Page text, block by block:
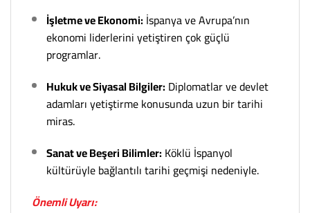
İşletme ve Ekonomi: İspanya ve Avrupa’nın
ekonomi liderlerini yetiştiren çok güçlü
programlar.
Hukuk ve Siyasal Bilgiler: Diplomatlar ve devlet
adamları yetiştirme konusunda uzun bir tarihi
miras.
Sanat ve Beşeri Bilimler: Köklü İspanyol
kültürüyle bağlantılı tarihi geçmişi nedeniyle.
Önemli Uyarı: